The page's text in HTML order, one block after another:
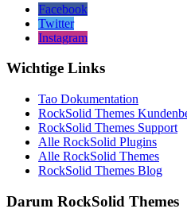
Facebook
Twitter
Instagram
Wichtige Links
Tao Dokumentation
RockSolid Themes
RockSolid Themes Support
Alle RockSolid Plugins
Alle RockSolid Themes
RockSolid Themes Blog
Darum RockSolid Themes